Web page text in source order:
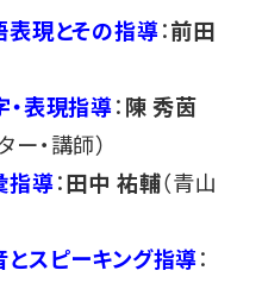
表現とその指導：前田
表現指導： 陳 秀茵
・講師）
指導： 田中 祐輔（青山
スピーキング指導：